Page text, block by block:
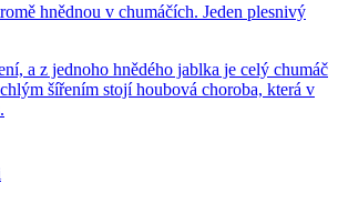
hnědnou v chumáčích. Jeden plesnivý
a z jednoho hnědého jablka je celý chumáč
šířením stojí houbová choroba, která v